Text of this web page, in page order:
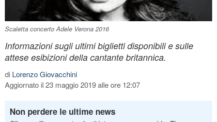
Scaletta concerto Adele Verona 2016
Informazioni sugli ultimi biglietti disponibili e sulle
attese esibizioni della cantante britannica.
di Lorenzo Giovacchini
Aggiornato il 23 maggio 2019 alle ore 12:07
Non perdere le ultime news